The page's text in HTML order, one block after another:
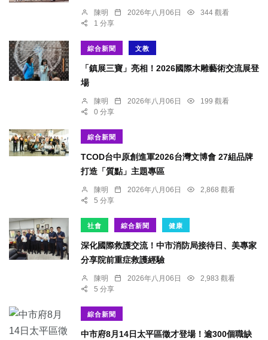
陳明 2026年八月06日
344 觀看
1 分享
綜合新聞 文教
「鎮展三寶」亮相！2026國際木雕藝術交流展登
場
陳明 2026年八月06日
199 觀看
0 分享
綜合新聞
TCOD台中原創進軍2026台灣文博會 27組品牌
打造「質點」主題專區
陳明 2026年八月06日
2,868 觀看
5 分享
社會 綜合新聞 健康
深化國際救護交流！中市消防局接待日、美專家
分享院前重症救護經驗
陳明 2026年八月06日
2,983 觀看
5 分享
綜合新聞
中市府8月14日太平區徵才登場！逾300個職缺